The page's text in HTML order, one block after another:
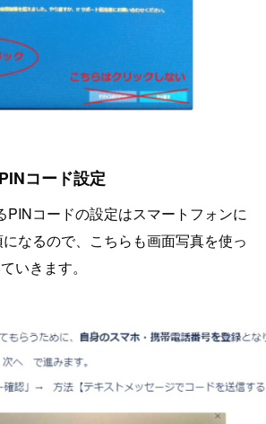
コード設定
コードの設定はスマートフォンに
なるので、こちらも画面写真を使っ
いきます。